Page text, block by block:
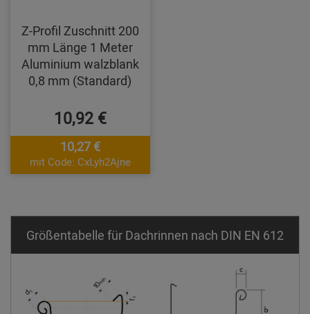
Z-Profil Zuschnitt 200
mm Länge 1 Meter
Aluminium walzblank
0,8 mm (Standard)
10,92 €
10,27 €
mit Code: CxLyh2Ajne
Größentabelle für Dachrinnen nach DIN EN 612